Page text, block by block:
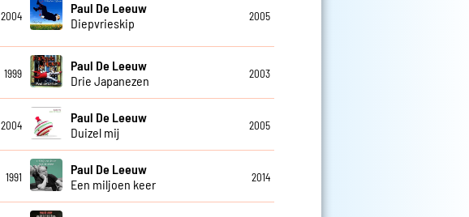
2004
Paul De Leeuw
Diepvrieskip
2005
1999
Paul De Leeuw
Drie Japanezen
2003
2004
Paul De Leeuw
Duizel mij
2005
1991
Paul De Leeuw
Een miljoen keer
2014